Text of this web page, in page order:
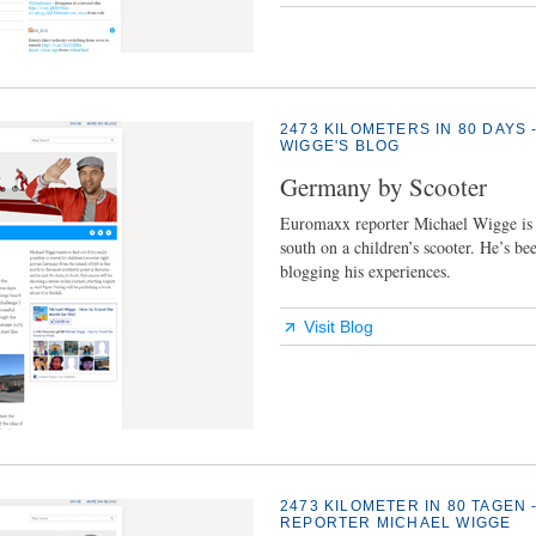
2473 KILOMETERS IN 80 DAYS
WIGGE'S BLOG
Germany by Scooter
Euromaxx reporter Michael Wigge
south on a children’s scooter. He’s
blogging his experiences.
Visit Blog
2473 KILOMETER IN 80 TAGEN
REPORTER MICHAEL WIGGE